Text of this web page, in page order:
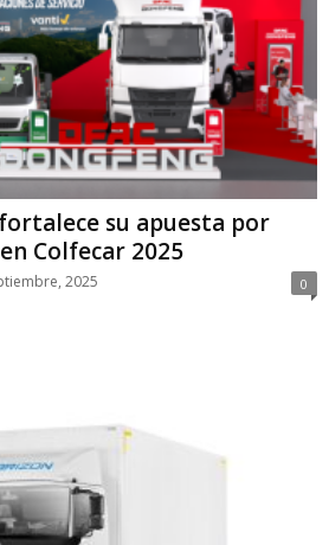
su apuesta por
Colfecar 2025
2025 0